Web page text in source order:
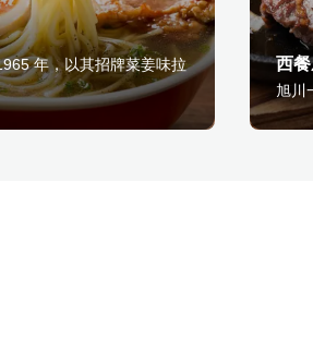
年，以其招牌菜姜味拉
西
旭川